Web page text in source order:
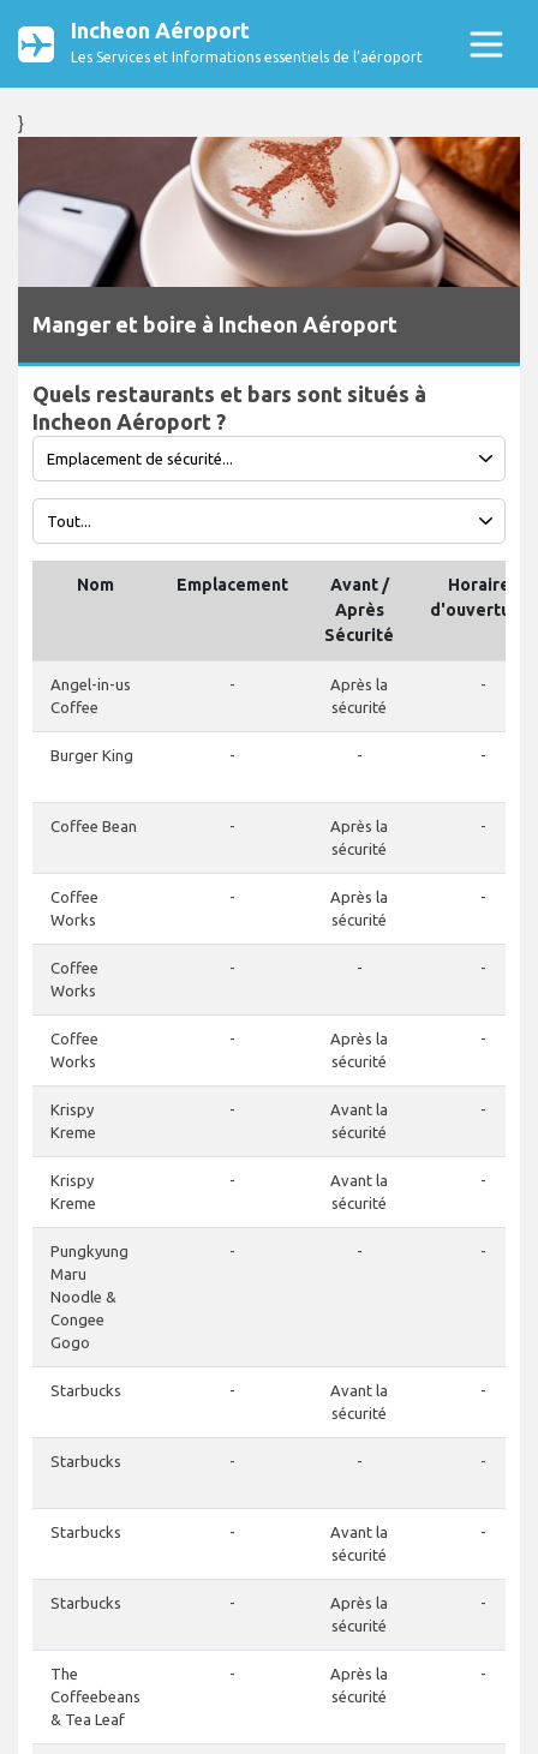
Incheon Aéroport
Les Services et Informations essentiels de l’aéroport
}
Manger et boire à Incheon Aéroport
Quels restaurants et bars sont situés à
Incheon Aéroport ?
Nom Emplacement
Avant /
Après
Sécurité
Horaires
d'ouvertures
Angel-in-us
Coffee
-
Après la
sécurité
-
Burger King - - -
Coffee Bean -
Après la
sécurité
-
Coffee
Works
-
Après la
sécurité
-
Coffee
Works
- - -
Coffee
Works
-
Après la
sécurité
-
Krispy
Kreme
-
Avant la
sécurité
-
Krispy
Kreme
-
Avant la
sécurité
-
Pungkyung
Maru
Noodle &
Congee
Gogo
- - -
Starbucks -
Avant la
sécurité
-
Starbucks - - -
Starbucks -
Avant la
sécurité
-
Starbucks -
Après la
sécurité
-
The
Coffeebeans
& Tea Leaf
-
Après la
sécurité
-